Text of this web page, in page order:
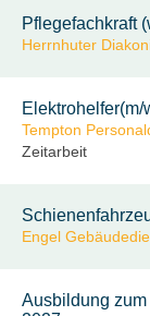
Pflegefachkraft
Herrnhuter
Tempton
Zeitarbeit
Engel
Ausbildung